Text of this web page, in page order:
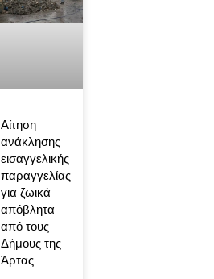
Αίτηση
ανάκλησης
εισαγγελικής
παραγγελίας
για ζωικά
απόβλητα
από τους
Δήμους της
Άρτας